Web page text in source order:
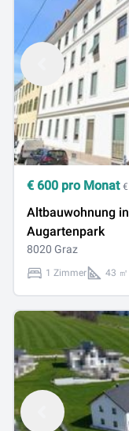
€ 600 pro Monat
Altbauwohnung
Augartenpark
8020 Graz
1 Zimmer 43 ㎡